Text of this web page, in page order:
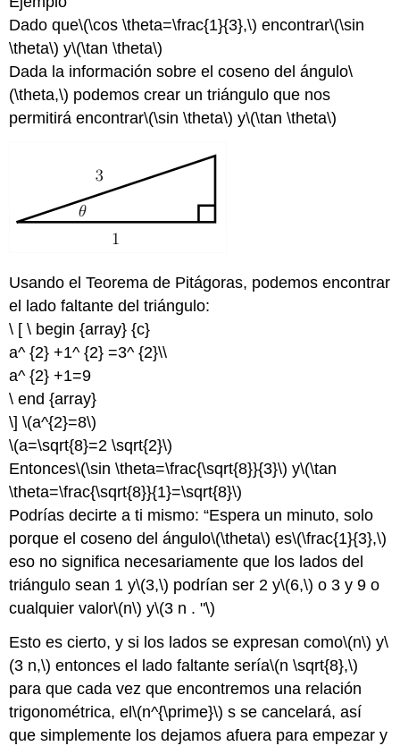
Dado que\(\cos \theta=\frac{1}{3},\) encontrar\(\sin
\theta\) y\(\tan \theta\)
Dada la información sobre el coseno del ángulo\
(\theta,\) podemos crear un triángulo que nos
permitirá encontrar\(\sin \theta\) y\(\tan \theta\)
Usando el Teorema de Pitágoras, podemos encontrar
el lado faltante del triángulo:
\ [ \ begin {array} {c}
a^ {2} +1^ {2} =3^ {2}\\
a^ {2} +1=9
\ end {array}
\]\(a^{2}=8\)
\(a=\sqrt{8}=2 \sqrt{2}\)
Entonces\(\sin \theta=\frac{\sqrt{8}}{3}\) y\(\tan
\theta=\frac{\sqrt{8}}{1}=\sqrt{8}\)
Podrías decirte a ti mismo: “Espera un minuto, solo
porque el coseno del ángulo\(\theta\) es\(\frac{1}{3},\)
eso no significa necesariamente que los lados del
triángulo sean 1 y\(3,\) podrían ser 2 y\(6,\) o 3 y 9 o
cualquier valor\(n\) y\(3 n . "\)
Esto es cierto, y si los lados se expresan como\(n\) y\
(3 n,\) entonces el lado faltante sería\(n \sqrt{8},\)
para que cada vez que encontremos una relación
trigonométrica, el\(n^{\prime}\) s se cancelará, así
que simplemente los dejamos afuera para empezar y